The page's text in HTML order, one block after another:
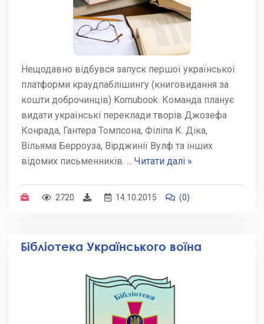
Нещодавно відбувся запуск першої української
платформи краудпаблішингу (книговидання за
кошти доброчинців) Komubook. Команда планує
видати українські переклади творів Джозефа
Конрада, Гантера Томпсона, Філіпа К. Діка,
Вільяма Берроуза, Вірджинії Вулф та інших
відомих письменників. ... Читати далі »
2720 14.10.2015 (0)
Бібліотека Українського воїна